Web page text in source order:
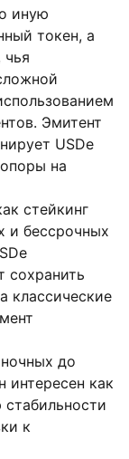
иную
токен, а
чья
Эмитент
USDe
на
стейкинг
и бессрочных
сохранить
классические
до
интересен как
к